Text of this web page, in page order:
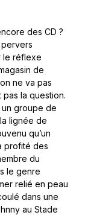
des CD ?
le réflexe
de
ne va pas
la question.
groupe de
lignée de
qu’un
profité des
du
le genre
relié en peau
dans une
au Stade